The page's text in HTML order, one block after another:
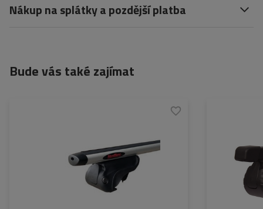
Nákup na splátky a pozdější platba
Bude vás také zajímat